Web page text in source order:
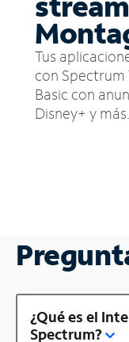
Tus
con Spectrum
Basic con
Disney+ y más.
¿Qué es el
Spectrum?